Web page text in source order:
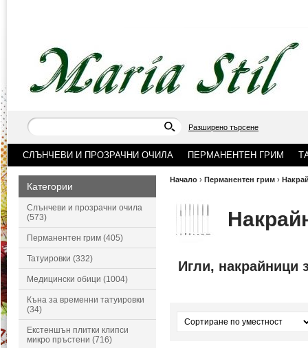
Разширено търсене
СЛЪНЧЕВИ И ПРОЗРАЧНИ ОЧИЛА ПЕРМАНЕНТЕН ГРИМ
Категории
Слънчеви и прозрачни очила
(573)
Перманентен грим (405)
Татуировки (332)
Медицински обици (1004)
Къна за временни татуировки
(34)
Екстеншън плитки клипси
микро пръстени (716)
Начало › Перманентен грим ›
Игли, накрайници